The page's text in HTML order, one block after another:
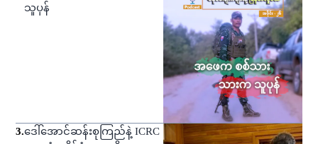
သူပုန်
3.ဒေါ်အောင်ဆန်းစုကြည်နဲ့ ICRC